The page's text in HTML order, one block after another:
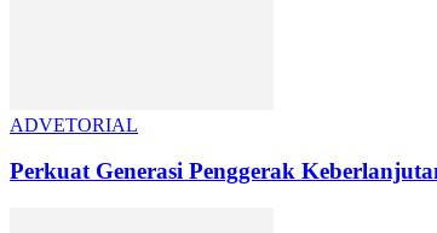
ADVETORIAL
Perkuat Generasi Penggerak